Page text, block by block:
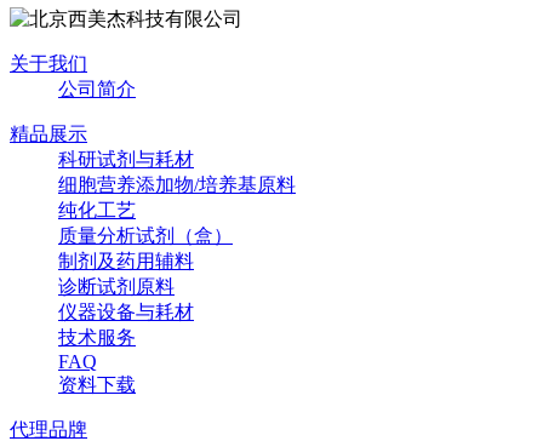
关于我们
公司简介
精品展示
科研试剂与耗材
细胞营养添加物/培养基原料
纯化工艺
质量分析试剂（盒）
制剂及药用辅料
诊断试剂原料
仪器设备与耗材
技术服务
FAQ
资料下载
代理品牌